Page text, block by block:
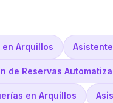
en Arquillos
de Reservas
en Arquillos